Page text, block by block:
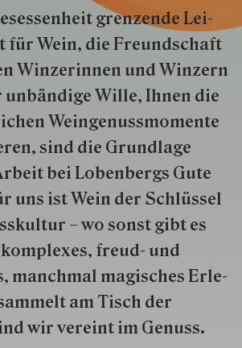
gren­zende Lei­
für Wein, die Freund­schaft
Win­zer­innen und Win­zern
un­bän­dige Wille, Ihnen die
Wein­genuss­momente
sind die Grund­lage
bei Lobenbergs Gute
uns ist Wein der Schlüs­sel
– wo sonst gibt es
freud- und
manchmal ma­gisch­es Er­le­
am Tisch der
wir ver­eint im Genuss.